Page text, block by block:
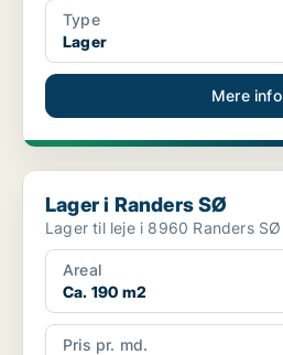
Type
Lager
Mere info
Lager i Randers SØ
Lager i Randers SØ
Lager til leje i 8960 Randers SØ
Areal
Ca. 190 m2
Pris pr. md.